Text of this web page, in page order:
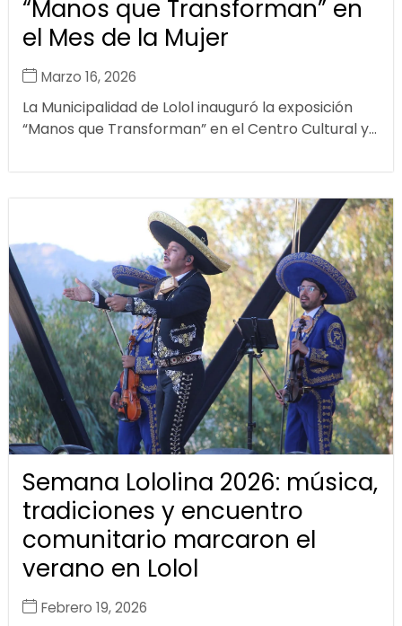
“Manos que Transforman” en
el Mes de la Mujer
Marzo 16, 2026
La Municipalidad de Lolol inauguró la exposición
“Manos que Transforman” en el Centro Cultural y...
Semana Lololina 2026: música,
tradiciones y encuentro
comunitario marcaron el
verano en Lolol
Febrero 19, 2026